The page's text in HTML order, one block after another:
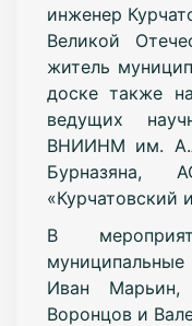
инженер
Великой
житель
доске также
ведущих
ВНИИНМ им.
«Курчатовский
В
Иван Марьин,
Воронцов и